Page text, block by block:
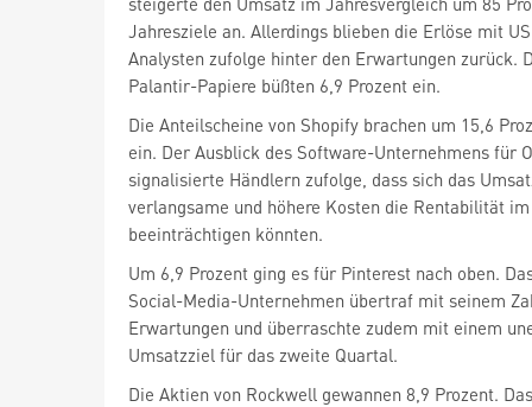
Jahresziele an. Allerdings blieben die Erlöse mit
Analysten zufolge hinter den Erwartungen zurück.
Palantir-Papiere büßten 6,9 Prozent ein.
Die Anteilscheine von Shopify brachen um 15,6
ein. Der Ausblick des Software-Unternehmens für
signalisierte Händlern zufolge, dass sich das
verlangsame und höhere Kosten die Rentabilität
beeinträchtigen könnten.
Um 6,9 Prozent ging es für Pinterest nach oben.
Social-Media-Unternehmen übertraf mit seinem
Erwartungen und überraschte zudem mit einem
Umsatzziel für das zweite Quartal.
Die Aktien von Rockwell gewannen 8,9 Prozent. Das